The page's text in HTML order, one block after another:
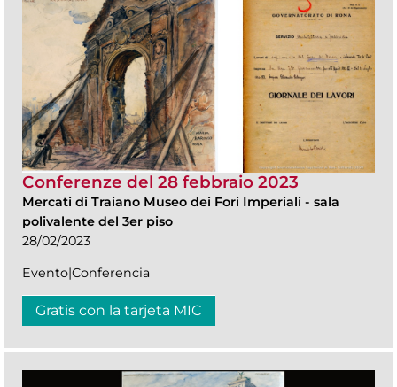
Conferenze del 28 febbraio 2023
Mercati di Traiano Museo dei Fori Imperiali - sala
polivalente del 3er piso
28/02/2023
Evento|Conferencia
Gratis con la tarjeta MIC